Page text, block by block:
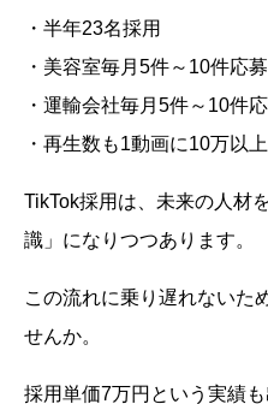
・半年23名採用
・美容室毎月5件～10件応募
・運輸会社毎月5件～10件
・再生数も1動画に10万以
TikTok採用は、未来の人材
識」になりつつあります。
この流れに乗り遅れないた
せんか。
採用単価7万円という実績も